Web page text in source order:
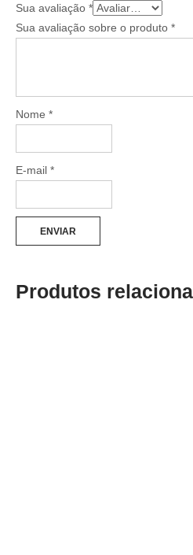
Sua avaliação *
Sua avaliação sobre o produto *
Nome *
E-mail *
Produtos